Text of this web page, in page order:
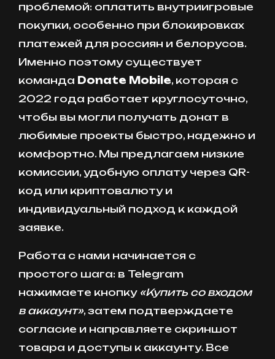
проблемой: оплатить внутриигровые
покупки, особенно при блокировках
платежей для россиян и белорусов.
Именно поэтому существует
команда Donate Mobile, которая с
2022 года работает круглосуточно,
чтобы вы могли получать донат в
любимые проекты быстро, надежно и
комфортно. Мы предлагаем низкие
комиссии, удобную оплату через QR-
код или криптовалюту и
индивидуальный подход к каждой
заявке.
Работа с нами начинается с
простого шага: в Telegram
нажимаете кнопку «Купить со входом
в аккаунт», затем подтверждаете
согласие и направляете скриншот
товара и доступы к аккаунту. Все